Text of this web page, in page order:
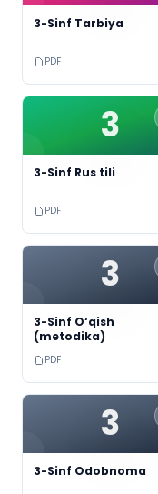
3-Sinf Tarbiya
PDF
3
3-Sinf Rus tili
PDF
3
3-Sinf O‘qish
(metodika)
PDF
3
3-Sinf Odobnoma